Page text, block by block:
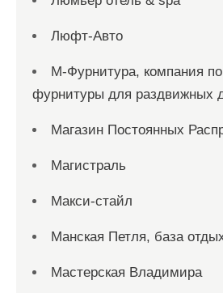
Люфт-Авто
М-Фурнитура, компания
фурнитуры для раздвижных
Магазин Постоянных
Магистраль
Макси-стайл
Манская Петля, база
Мастерская Владимира